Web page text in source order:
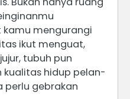
kamu mengurangi
ikut menguat,
tubuh pun
kualitas hidup pelan-
perlu gebrakan